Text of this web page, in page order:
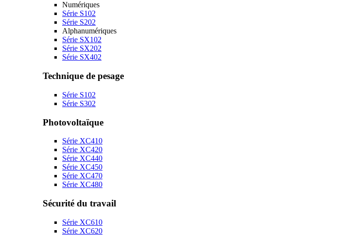
Numériques
Série S102
Série S202
Alphanumériques
Série SX102
Série SX202
Série SX402
Technique de pesage
Série S102
Série S302
Photovoltaïque
Série XC410
Série XC420
Série XC440
Série XC450
Série XC470
Série XC480
Sécurité du travail
Série XC610
Série XC620